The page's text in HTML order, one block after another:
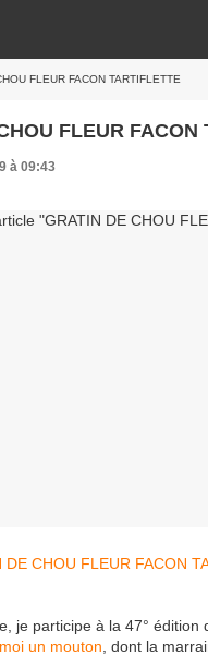
FLEUR FACON TARTIFLETTE
FLEUR FACON
à 09:43
je participe à la 47° édition
un mouton , dont la